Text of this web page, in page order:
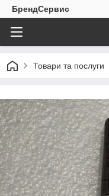
БрендСервис
Товари та послуги